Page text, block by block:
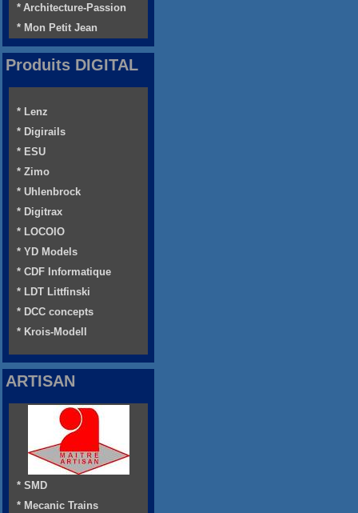
* Architecture-Passion
* Mon Petit Jean
Produits DIGITAL
* Lenz
* Digirails
* ESU
* Zimo
* Uhlenbrock
* Digitrax
* LOCOIO
* YD Models
* CDF Informatique
* LDT Littfinski
* DCC concepts
* Krois-Modell
ARTISAN
* SMD
* Mecanic Trains